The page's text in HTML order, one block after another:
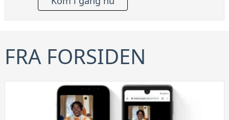
FRA FORSIDEN